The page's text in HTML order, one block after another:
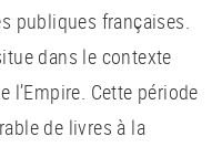
publiques françaises.
dans le contexte
l’Empire. Cette période
de livres à la